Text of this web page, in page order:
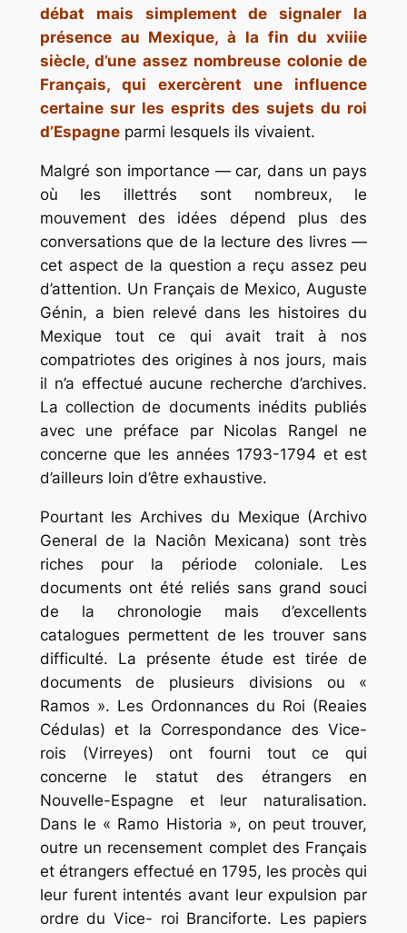
débat mais simplement de signaler la
présence au Mexique, à la fin du xviiie
siècle, d’une assez nombreuse colonie de
Français, qui exercèrent une influence
certaine sur les esprits des sujets du roi
d’Espagneparmi lesquels ils vivaient.
Malgré son importance — car, dans un pays
où les illettrés sont nombreux, le
mouvement des idées dépend plus des
conversations que de la lecture des livres —
cet aspect de la question a reçu assez peu
d’attention. Un Français de Mexico, Auguste
Génin, a bien relevé dans les histoires du
Mexique tout ce qui avait trait à nos
compatriotes des origines à nos jours, mais
il n’a effectué aucune recherche d’archives.
La collection de documents inédits publiés
avec une préface par Nicolas Rangel ne
concerne que les années 1793-1794 et est
d’ailleurs loin d’être exhaustive.
Pourtant les Archives du Mexique (Archivo
General de la Naciôn Mexicana) sont très
riches pour la période coloniale. Les
documents ont été reliés sans grand souci
de la chronologie mais d’excellents
catalogues permettent de les trouver sans
difficulté. La présente étude est tirée de
documents de plusieurs divisions ou «
Ramos ». Les Ordonnances du Roi (Reaies
Cédulas) et la Correspondance des Vice-
rois (Virreyes) ont fourni tout ce qui
concerne le statut des étrangers en
Nouvelle-Espagne et leur naturalisation.
Dans le « Ramo Historia », on peut trouver,
outre un recensement complet des Français
et étrangers effectué en 1795, les procès qui
leur furent intentés avant leur expulsion par
ordre du Vice- roi Branciforte. Les papiers